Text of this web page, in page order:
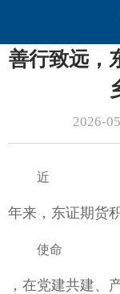
善行致远，
2026-
近
年来，东证期货
使命
，在党建共建、